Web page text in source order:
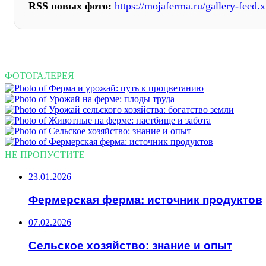
RSS новых фото: https://mojaferma.ru/gallery-
ФОТОГАЛЕРЕЯ
НЕ ПРОПУСТИТЕ
23.01.2026
Фермерская ферма: источник продуктов
07.02.2026
Сельское хозяйство: знание и опыт